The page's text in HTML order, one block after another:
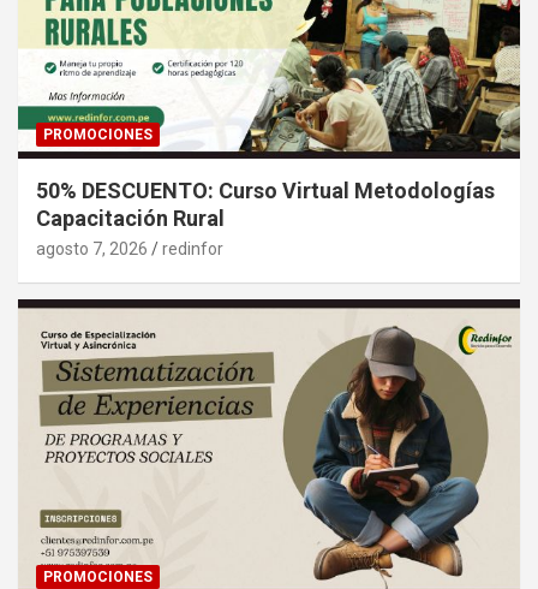
PROMOCIONES
50% DESCUENTO: Curso Virtual Metodologías
Capacitación Rural
agosto 7, 2026 redinfor
PROMOCIONES